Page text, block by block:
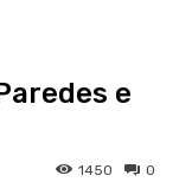
e
0
1450